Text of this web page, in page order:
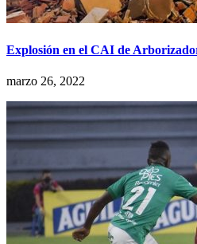
Explosión en el CAI de
marzo 26, 2022